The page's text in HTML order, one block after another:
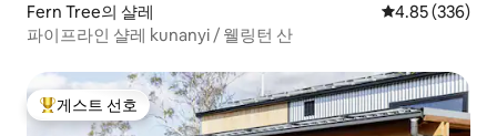
Fern Tree의 샬레 평점 4.85점(5
4.85 (336)
파이프라인 샬레 kunanyi / 웰링턴 산
상위 게스트 선호
게스트 선호